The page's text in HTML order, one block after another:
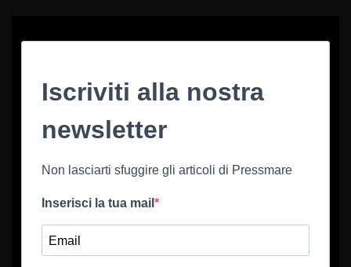
Iscriviti alla nostra
newsletter
Non lasciarti sfuggire gli articoli di Pressmare
Inserisci la tua mail